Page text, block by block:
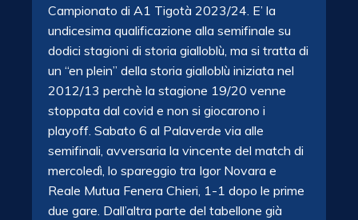
Campionato di A1 Tigotà 2023/24. E’ la
undicesima qualificazione alla semifinale su
dodici stagioni di storia gialloblù, ma si tratta di
un “en plein” della storia gialloblù iniziata nel
2012/13 perchè la stagione 19/20 venne
stoppata dal covid e non si giocarono i
playoff. Sabato 6 al Palaverde via alle
semifinali, avversaria la vincente del match di
mercoledì, lo spareggio tra Igor Novara e
Reale Mutua Fenera Chieri, 1-1 dopo le prime
due gare. Dall’altra parte del tabellone già